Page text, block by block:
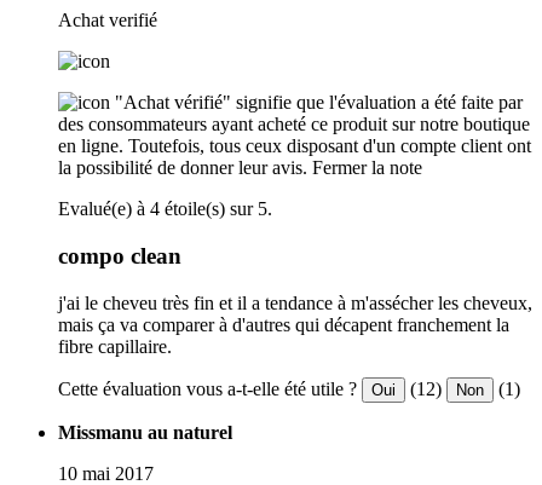
Achat verifié
"Achat vérifié" signifie que l'évaluation a été faite par
des consommateurs ayant acheté ce produit sur notre boutique
en ligne. Toutefois, tous ceux disposant d'un compte client ont
la possibilité de donner leur avis. Fermer la note
Evalué(e) à 4 étoile(s) sur 5.
compo clean
j'ai le cheveu très fin et il a tendance à m'assécher les cheveux,
mais ça va comparer à d'autres qui décapent franchement la
fibre capillaire.
Cette évaluation vous a-t-elle été utile ? Oui (12) Non (1)
Missmanu au naturel
10 mai 2017